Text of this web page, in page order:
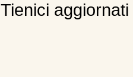
Tienici aggiornati